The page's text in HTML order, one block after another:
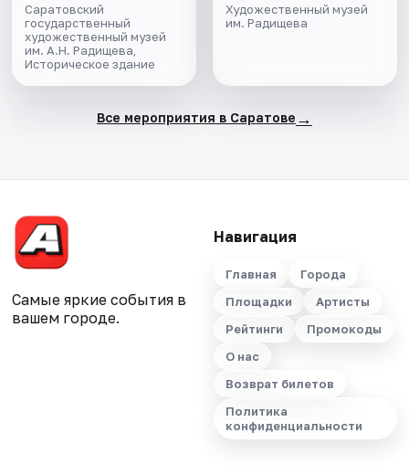
Саратовский
государственный
художественный музей
им. А.Н. Радищева,
Историческое здание
Художественный музей
им. Радищева
Все мероприятия в Саратове →
Самые яркие события в
вашем городе.
Навигация
Главная
Города
Площадки
Артисты
Рейтинги
Промокоды
О нас
Возврат билетов
Политика
конфиденциальности